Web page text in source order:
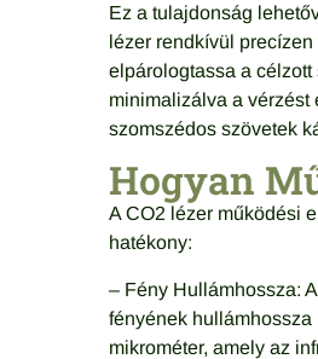
Ez a tulajdonság
lézer rendkívül
elpárologtassa a célzott
minimalizálva a vérzést
szomszédos szövetek
Hogyan
A CO2 lézer működési
hatékony:
– Fény Hullámhossza:
fényének
mikrométer, amely az